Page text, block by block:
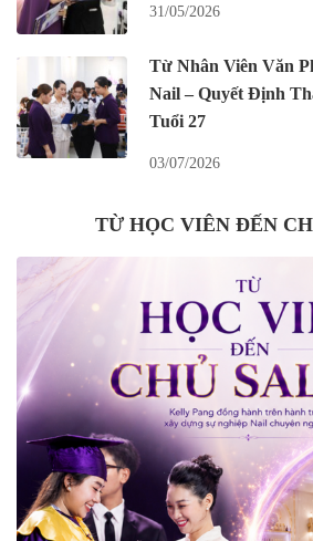
31/05/2026
Từ Nhân Viên Văn
Nail – Quyết Định
Tuổi 27
03/07/2026
TỪ HỌC VIÊN ĐẾN